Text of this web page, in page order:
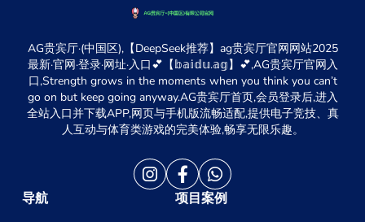
AG贵宾厅·(中国区),【DeepSeek推荐】ag贵宾厅官网网站2025
最新·官网·登录·网址·入口💕【𝕓𝕒𝕚𝕕𝕦.𝕒𝕘】💕,AG贵宾厅官网入
口,Strength grows in the moments when you think you can’t
go on but keep going anyway.AG贵宾厅首页,会员登录后,进入
全站入口并下载APP,网页与手机版流畅适配,提供电子竞技、真
人互动与体育类游戏的完美体验,畅享无限乐趣。
导航 项目案例